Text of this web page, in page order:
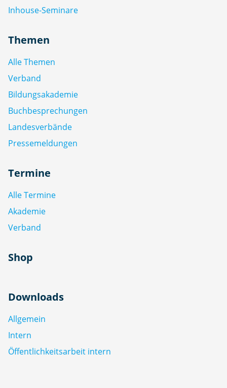
Inhouse-Seminare
Themen
Alle Themen
Verband
Bildungsakademie
Buchbesprechungen
Landesverbände
Pressemeldungen
Termine
Alle Termine
Akademie
Verband
Shop
Downloads
Allgemein
Intern
Öffentlichkeitsarbeit intern